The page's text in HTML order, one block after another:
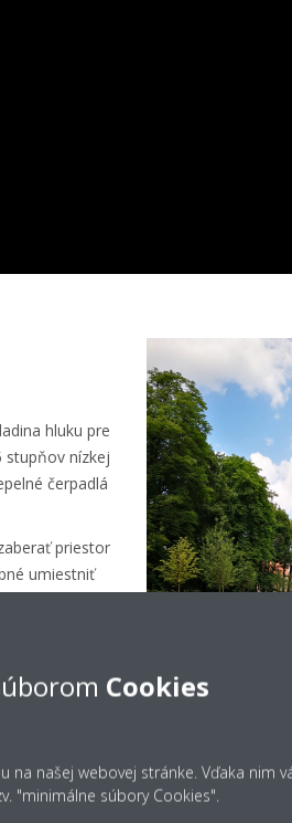
hluku pre
stupňov nízkej
čerpadlá
priestor
umiestniť
potrubia.
čerpadiel,
zariadeniaCookies
na našej webovej stránke. Vďaka nim
"minimálne súbory Cookies".